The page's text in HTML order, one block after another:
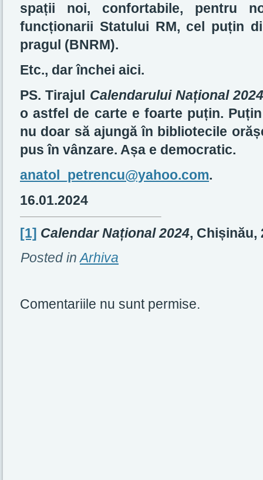
spații noi, confortabile, pentru
funcționarii Statului RM, cel puțin
pragul (BNRM).
Etc., dar închei aici.
PS. Tirajul Calendarului Național
o astfel de carte e foarte puțin.
nu doar să ajungă în bibliotecile
pus în vânzare. Așa e democratic.
anatol_petrencu@yahoo.com.
16.01.2024
[1] Calendar Național 2024, Chișinău,
Posted in Arhiva
Comentariile nu sunt permise.